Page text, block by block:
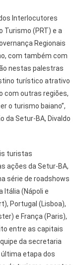
Interlocutores
Turismo (PRT) e a
Regionais
com também com
nestas palestras
turístico atrativo
com outras regiões,
o turismo baiano”,
da Setur-BA, Divaldo
turistas
ações da Setur-BA,
série de roadshows
Itália (Nápoli e
Portugal (Lisboa),
e França (Paris),
entre as capitais
da secretaria
última etapa dos